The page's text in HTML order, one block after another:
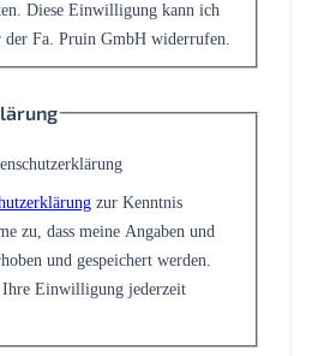
Diese Einwilligung kann ich
der Fa. Pruin GmbH widerrufen.
zur Kenntnis
zu, dass meine Angaben und
und gespeichert werden.
Einwilligung jederzeit